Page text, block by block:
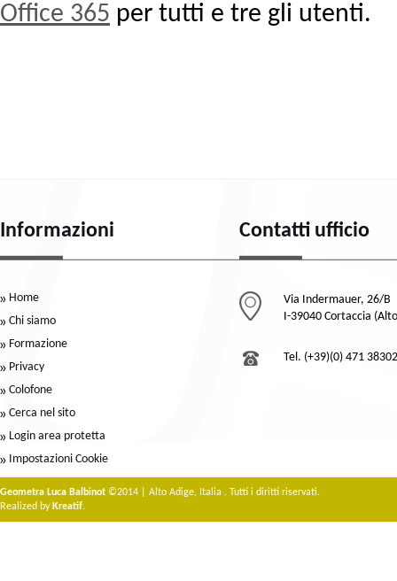
Office 365 per tutti e tre gli utenti.
Informazioni
Home
Chi siamo
Formazione
Privacy
Colofone
Cerca nel sito
Login area protetta
Impostazioni Cookie
Contatti ufficio
Via Indermauer, 26/B
I-39040 Cortaccia
Tel. (+39)(0) 471
Geometra Luca Balbinot ©2014 | Alto Adige, Italia . Tutti i diritti riservati.
Realized by Kreatif.